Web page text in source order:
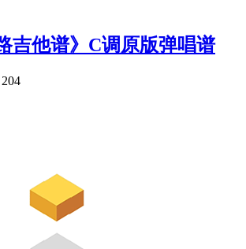
吉他谱》C调原版弹唱谱
204